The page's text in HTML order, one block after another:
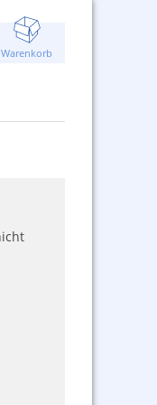
Warenkorb